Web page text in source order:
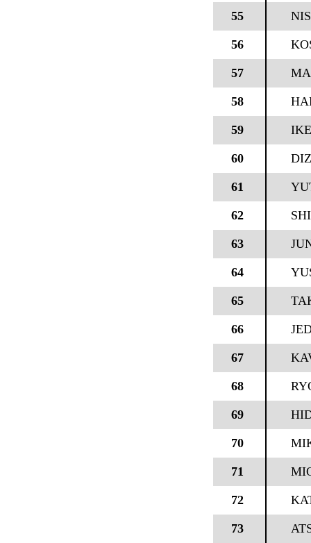
55
56
57
58
59
60
61
62
63
64
65
66
67
68
69
70
71
72
73